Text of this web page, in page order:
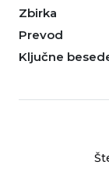
Zbirka
Prevod
Ključne